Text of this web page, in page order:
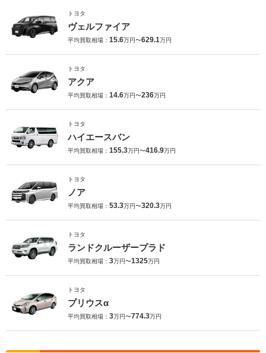
トヨタ
ヴェルファイア
平均買取相場： 15.6万円〜629.1万円
トヨタ
アクア
平均買取相場： 14.6万円〜236万円
トヨタ
ハイエースバン
平均買取相場： 155.3万円〜416.9万円
トヨタ
ノア
平均買取相場： 53.3万円〜320.3万円
トヨタ
ランドクルーザープラド
平均買取相場： 3万円〜1325万円
トヨタ
プリウスα
平均買取相場： 3万円〜774.3万円